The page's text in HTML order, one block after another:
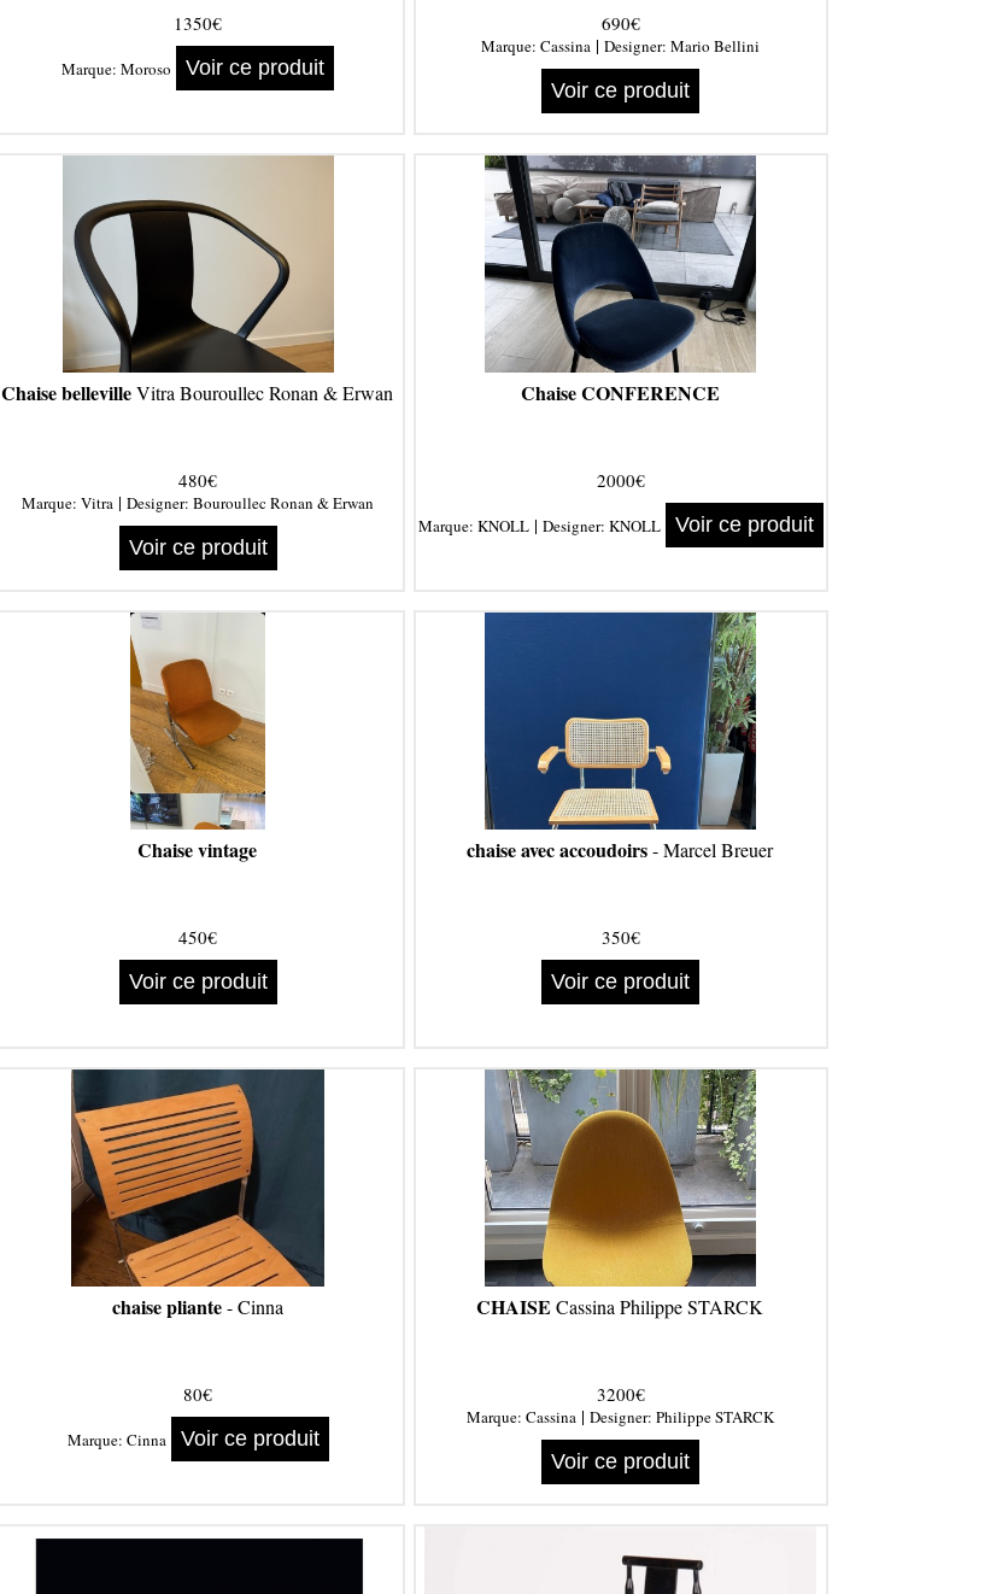
1350€
Marque: Moroso Voir ce produit
690€
Marque: Cassina | Designer: Mario Bellini
Voir ce produit
Chaise bellevilleVitra Bouroullec Ronan & Erwan
480€
Marque: Vitra | Designer: Bouroullec Ronan & Erwan
Voir ce produit
Chaise CONFERENCE
2000€
Marque: KNOLL| Designer: KNOLL Voir ce produit
Chaise vintage
450€
Voir ce produit
chaise avec accoudoirs- Marcel Breuer
350€
Voir ce produit
chaise pliante- Cinna
80€
Marque: Cinna Voir ce produit
CHAISE Cassina Philippe STARCK
3200€
Marque: Cassina | Designer: Philippe STARCK
Voir ce produit